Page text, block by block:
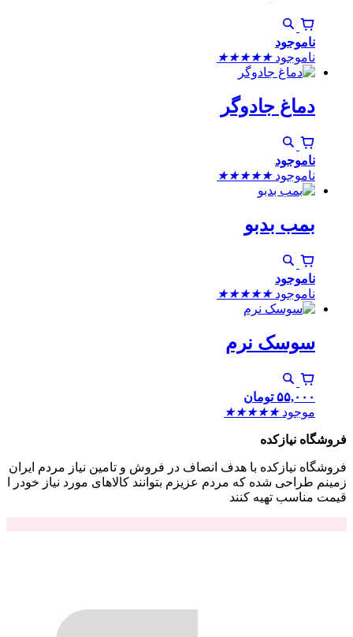
ناموجود
ناموجود ★
★
★
★
★
دماغ جادوگر
ناموجود
ناموجود ★
★
★
★
★
بمب بدبو
ناموجود
ناموجود ★
★
★
★
★
سوسک نرم
۵۵,۰۰۰ تومان
موجود ★
★
★
★
★
فروشگاه نیازکده
فروشگاه نیازکده با هدف انصاف در فروش و تامین نیاز مردم ایران
زمینم طراحی شده که مردم عزیزم بتوانند کالاهای مورد نیاز خودر ا
قیمت مناسب تهیه کنند